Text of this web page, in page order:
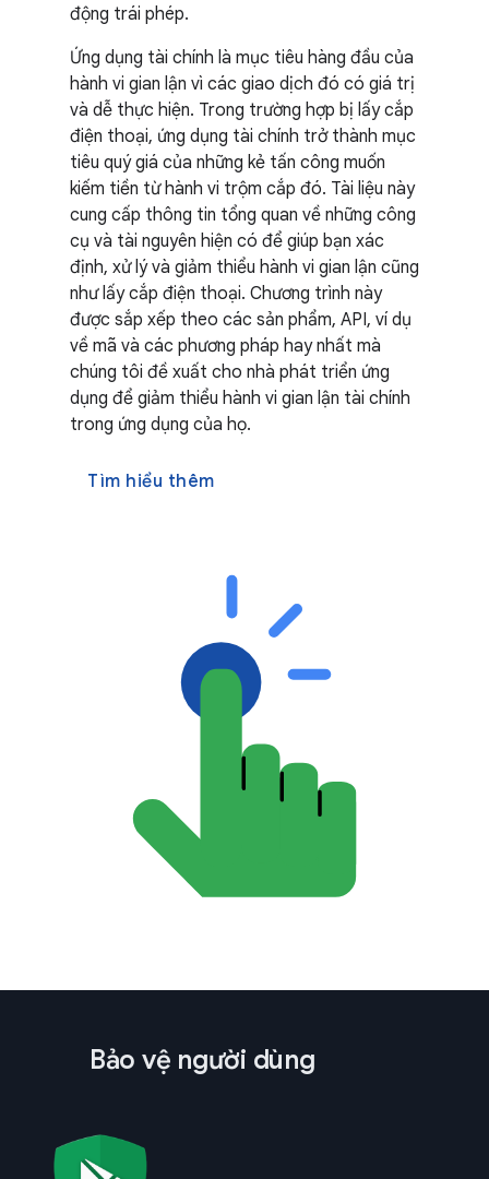
động trái phép.
Ứng dụng tài chính là mục tiêu hàng đầu của
hành vi gian lận vì các giao dịch đó có giá trị
và dễ thực hiện. Trong trường hợp bị lấy cắp
điện thoại, ứng dụng tài chính trở thành mục
tiêu quý giá của những kẻ tấn công muốn
kiếm tiền từ hành vi trộm cắp đó. Tài liệu này
cung cấp thông tin tổng quan về những công
cụ và tài nguyên hiện có để giúp bạn xác
định, xử lý và giảm thiểu hành vi gian lận cũng
như lấy cắp điện thoại. Chương trình này
được sắp xếp theo các sản phẩm, API, ví dụ
về mã và các phương pháp hay nhất mà
chúng tôi đề xuất cho nhà phát triển ứng
dụng để giảm thiểu hành vi gian lận tài chính
trong ứng dụng của họ.
Tìm hiểu thêm
Bảo vệ người dùng